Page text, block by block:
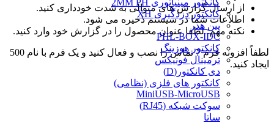
کانکتور دزدگیری XH
پین هدر
PHL-BOX-IDC
کانکتور هوزینگ
ترمینال فونیکس
دی کانکتور(D)
کانکتور های فلزی (نظامی)
MiniUSB-MicroUSB
سوکت شبکه (RJ45)
ساتا
از ارسال گزارش های متوالی به شدت خودداری کنید.
اطلاعات شما در سیستم ذخیره می شود.
نکته مهم: لطفا عنوان محصول را در گزارش خود وارد کنید.
لطفاً افزونه فرم 7 تماس را نصب و فعال کنید و یک فرم با نام 500
ایجاد کنید.